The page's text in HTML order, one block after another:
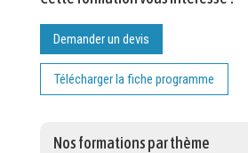
Demander un devis
Télécharger la fiche programme
Nos formations par thème